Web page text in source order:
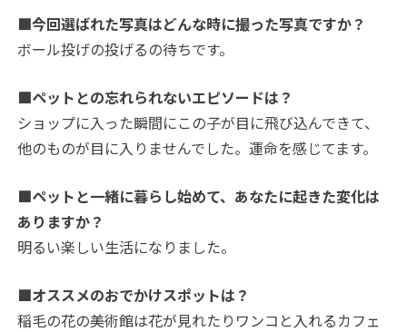
■今回選ばれた写真はどんな時に撮った写真ですか？
ボール投げの投げるの待ちです。
■ペットとの忘れられないエピソードは？
ショップに入った瞬間にこの子が目に飛び込んできて、
他のものが目に入りませんでした。運命を感じてます。
■ペットと一緒に暮らし始めて、あなたに起きた変化は
ありますか？
明るい楽しい生活になりました。
■オススメのおでかけスポットは？
稲毛の花の美術館は花が見れたりワンコと入れるカフェ